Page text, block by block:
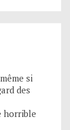
si
des
horrible